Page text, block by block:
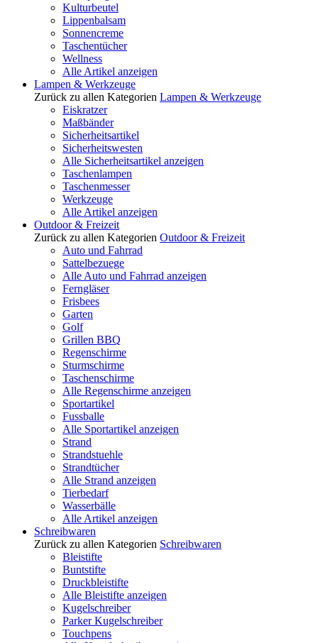
Kulturbeutel
Lippenbalsam
Sonnencreme
Taschentücher
Wellness
Alle Artikel anzeigen
Lampen & Werkzeuge
Zurück zu allen Kategorien Lampen & Werkzeuge
Eiskratzer
Maßbänder
Sicherheitsartikel
Sicherheitswesten
Alle Sicherheitsartikel anzeigen
Taschenlampen
Taschenmesser
Werkzeuge
Alle Artikel anzeigen
Outdoor & Freizeit
Zurück zu allen Kategorien Outdoor & Freizeit
Auto und Fahrrad
Sattelbezuege
Alle Auto und Fahrrad anzeigen
Ferngläser
Frisbees
Garten
Golf
Grillen BBQ
Regenschirme
Sturmschirme
Taschenschirme
Alle Regenschirme anzeigen
Sportartikel
Fussballe
Alle Sportartikel anzeigen
Strand
Strandstuehle
Strandtücher
Alle Strand anzeigen
Tierbedarf
Wasserbälle
Alle Artikel anzeigen
Schreibwaren
Zurück zu allen Kategorien Schreibwaren
Bleistifte
Buntstifte
Druckbleistifte
Alle Bleistifte anzeigen
Kugelschreiber
Parker Kugelschreiber
Touchpens